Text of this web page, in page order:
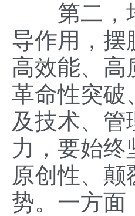
第二，培
导作用，摆
高效能、高
革命性突破
及技术、管
力，要始终
原创性、
势。一方面